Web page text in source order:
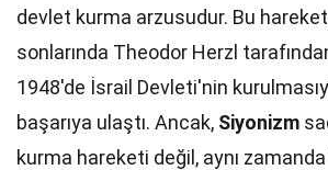
devlet kurma arzusudur. Bu hareket,
sonlarında Theodor Herzl
1948'de İsrail Devleti'nin
başarıya ulaştı. Ancak, Siyonizm
kurma hareketi değil, aynı